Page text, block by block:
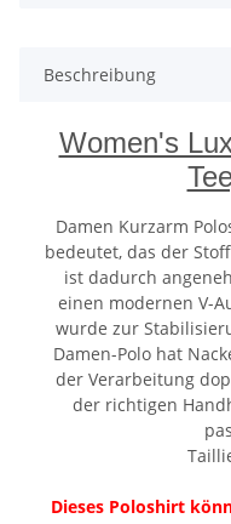
Beschreibung
Women's
Damen Kurzarm
bedeutet, das der
ist dadurch
einen modernen V-
wurde zur
Damen-Polo hat
der Verarbeitung
der richtigen
Dieses Poloshirt